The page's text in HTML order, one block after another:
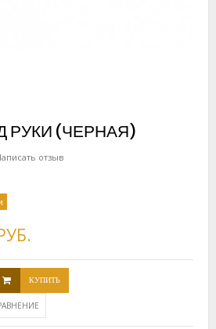
РУКИ (ЧЕРНАЯ)
отзыв
КУПИТЬ